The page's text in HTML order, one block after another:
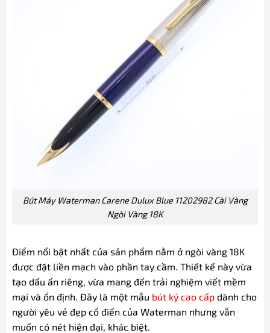
Bút Máy Waterman Carene Dulux Blue 11202982 Cài Vàng
Ngòi Vàng 18K
Điểm nổi bật nhất của sản phẩm nằm ở ngòi vàng 18K
được đặt liền mạch vào phần tay cầm. Thiết kế này vừa
tạo dấu ấn riêng, vừa mang đến trải nghiệm viết mềm
mại và ổn định. Đây là một mẫu bút ký cao cấpdành cho
người yêu vẻ đẹp cổ điển của Waterman nhưng vẫn
muốn có nét hiện đại, khác biệt.